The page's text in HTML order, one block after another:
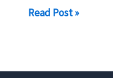
Jual
Read Post »